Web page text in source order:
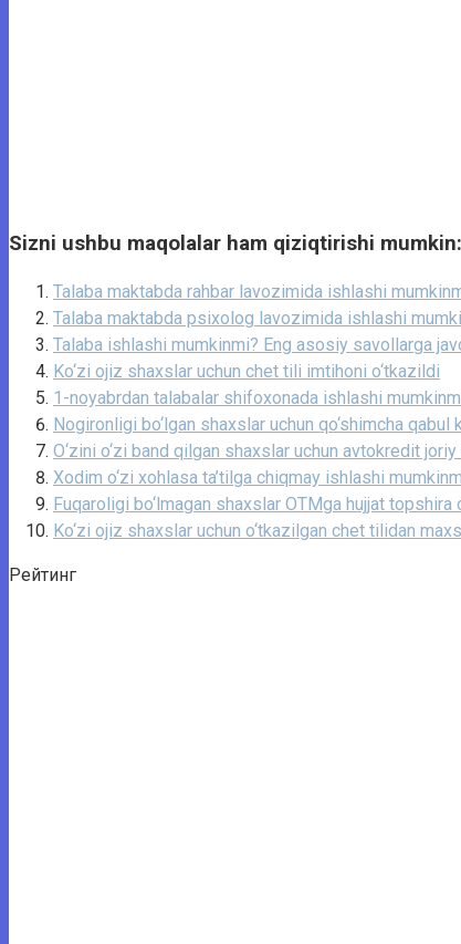
Sizni ushbu maqolalar ham qiziqtirishi mumkin:
Talaba maktabda rahbar lavozimida ishlashi
Talaba maktabda psixolog lavozimida ishlashi
Talaba ishlashi mumkinmi? Eng asosiy savollarga
Ko‘zi ojiz shaxslar uchun chet tili imtihoni o‘tkazildi
1-noyabrdan talabalar shifoxonada ishlashi
Nogironligi bo‘lgan shaxslar uchun qo‘shimcha
O‘zini o‘zi band qilgan shaxslar uchun avtokredit
Xodim o‘zi xohlasa ta’tilga chiqmay ishlashi
Fuqaroligi bo‘lmagan shaxslar OTMga hujjat topshira
Ko‘zi ojiz shaxslar uchun o‘tkazilgan chet tilidan
Рейтинг